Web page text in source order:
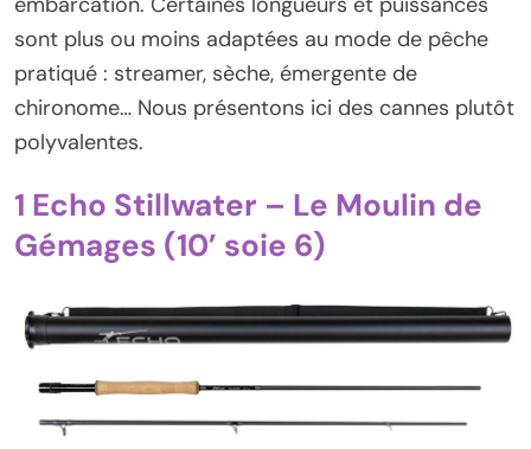
sont plus ou moins adaptées au mode de pêche
pratiqué : streamer, sèche, émergente de
chironome… Nous présentons ici des cannes plutôt
polyvalentes.
1 Echo Stillwater – Le Moulin de
Gémages (10’ soie 6)